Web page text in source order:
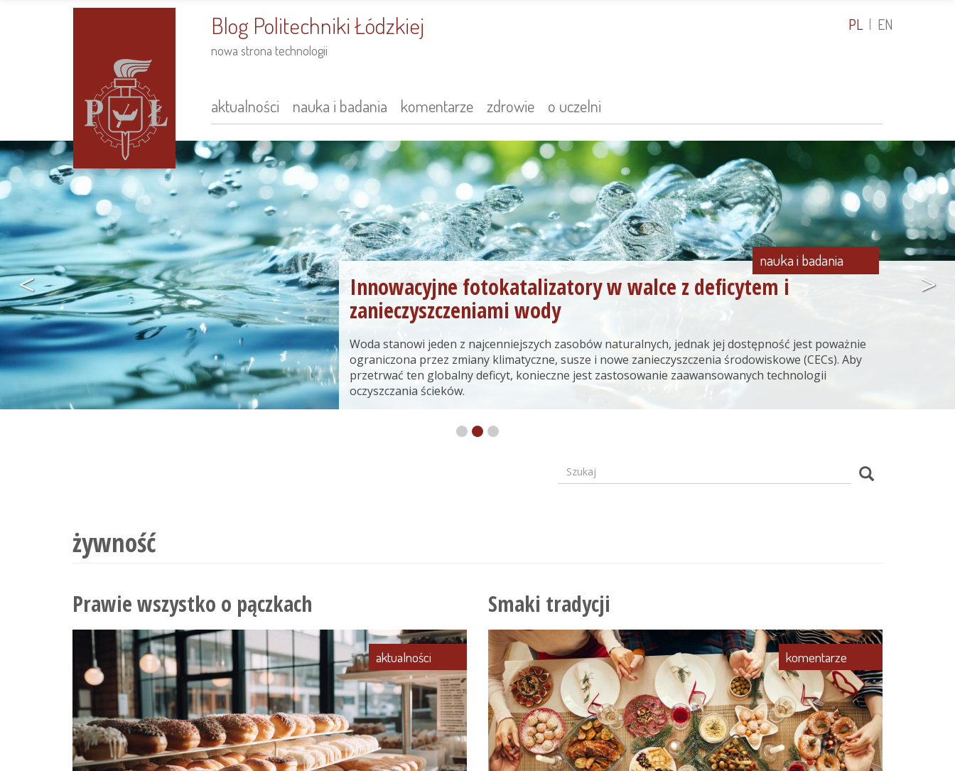
Blog Politechniki Łódzkiej
nowa strona technologii
Main
navigation
aktualności nauka i badania komentarze zdrowie o uczelni
PL EN
Innowacyjne fotokatalizatory w walce z deficytem i
zanieczyszczeniami wody
nauka i badania
Woda stanowi jeden z najcenniejszych zasobów naturalnych, jednak jej dostępność jest poważnie
ograniczona przez zmiany klimatyczne, susze i nowe zanieczyszczenia środowiskowe (CECs). Aby
przetrwać ten globalny deficyt, konieczne jest zastosowanie zaawansowanych technologii
oczyszczania ścieków.
< >
Formularz
Szukaj Szukaj
żywność
Prawie wszystko o pączkach
aktualności
Smaki tradycji
komentarze